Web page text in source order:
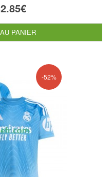
PANIER
-52%